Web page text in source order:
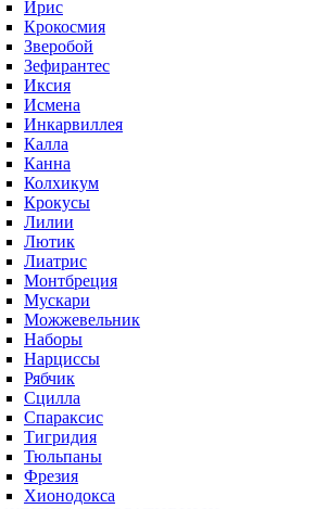
Ирис
Крокосмия
Зверобой
Зефирантес
Иксия
Исмена
Инкарвиллея
Калла
Канна
Колхикум
Крокусы
Лилии
Лютик
Лиатрис
Монтбреция
Мускари
Можжевельник
Наборы
Нарциссы
Рябчик
Сцилла
Спараксис
Тигридия
Тюльпаны
Фрезия
Хионодокса